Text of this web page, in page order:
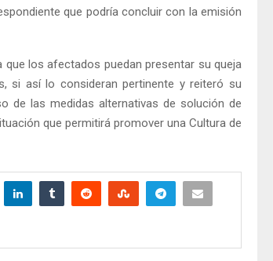
que podría concluir con la emisión
los afectados puedan presentar su queja
si así lo consideran pertinente y reiteró su
de las medidas alternativas de solución de
que permitirá promover una Cultura de